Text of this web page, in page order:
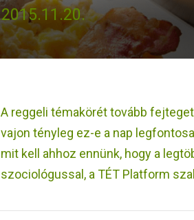
2015.11.20.
A reggeli témakörét tovább
vajon tényleg ez-e a nap
mit kell ahhoz ennünk, hogy a
szociológussal, a TÉT Platform